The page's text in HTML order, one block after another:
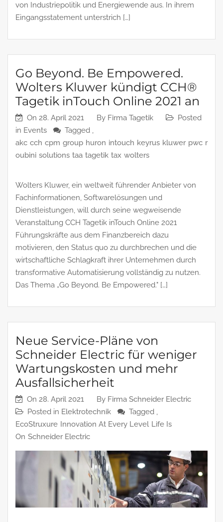
von Industriepolitik und Energiewende aus. In ihrem
Eingangsstatement unterstrich […]
Go Beyond. Be Empowered.
Wolters Kluwer kündigt CCH®
Tagetik inTouch Online 2021 an
On 28. April 2021 By Firma Tagetik
Posted
in Events
Tagged ,
akc cch cpm group huron intouch keyrus kluwer pwc r
oubini solutions taa tagetik tax wolters
Wolters Kluwer, ein weltweit führender Anbieter von
Fachinformationen, Softwarelösungen und
Dienstleistungen, will durch seine wegweisende
Veranstaltung CCH Tagetik inTouch Online 2021
Führungskräfte aus dem Finanzbereich dazu
motivieren, den Status quo zu durchbrechen und die
wirtschaftliche Schlagkraft ihrer Unternehmen durch
transformative Automatisierung vollständig zu nutzen.
Das Thema „Go Beyond. Be Empowered." […]
Neue Service-Pläne von
Schneider Electric für weniger
Wartungskosten und mehr
Ausfallsicherheit
On 28. April 2021 By Firma Schneider Electric
Posted in Elektrotechnik
Tagged ,
EcoStruxure Innovation At Every Level Life Is
On Schneider Electric